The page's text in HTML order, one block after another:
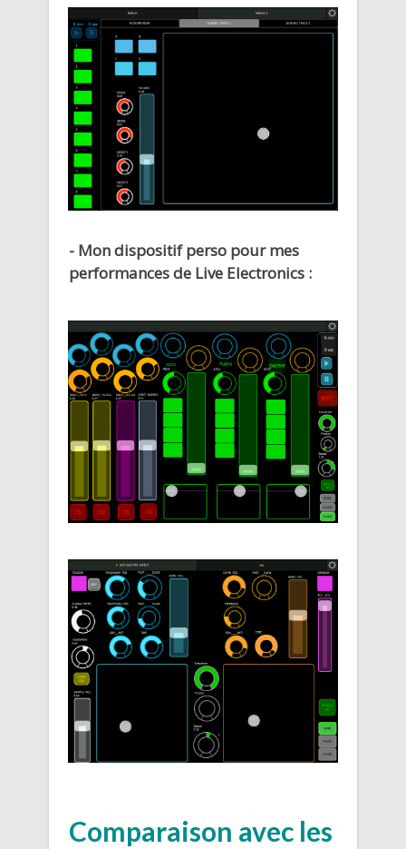
- Mon dispositif perso pour mes
performances de Live Electronics :
Comparaison avec les